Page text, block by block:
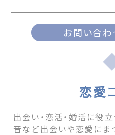
お問い合わ
恋愛
出会い・恋活・婚活に役
音など出会いや恋愛にま